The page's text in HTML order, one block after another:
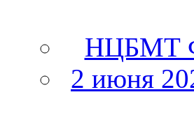
НЦБМТ
2 июня